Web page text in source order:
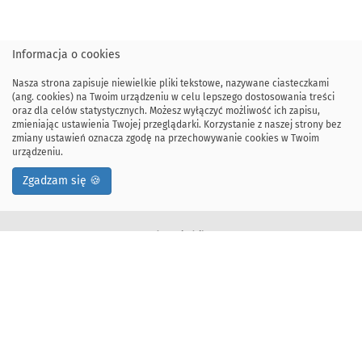
Informacja o cookies
Nasza strona zapisuje niewielkie pliki tekstowe, nazywane ciasteczkami
(ang. cookies) na Twoim urządzeniu w celu lepszego dostosowania treści
oraz dla celów statystycznych. Możesz wyłączyć możliwość ich zapisu,
zmieniając ustawienia Twojej przeglądarki. Korzystanie z naszej strony bez
zmiany ustawień oznacza zgodę na przechowywanie cookies w Twoim
urządzeniu.
Zgadzam się 🍪